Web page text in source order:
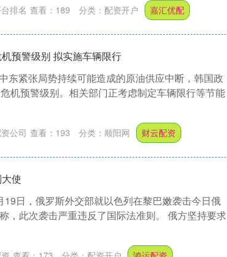
排名 查看： 189 分类： 配资开户 嘉汇优配
预警级别 拟实施车辆限行
东紧张局势持续可能造成的原油供应中断，韩国政
机预警级别。相关部门正考虑制定车辆限行等节能
公司 查看： 193 分类： 顺阳网 财云配资
使
日，俄罗斯外交部就以色列在黎巴嫩袭击今日俄
，此次袭击严重违反了国际法准则。 俄方坚持要求